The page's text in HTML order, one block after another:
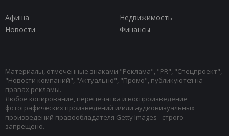
Афиша
Недвижимость
Новости
Финансы
Материалы, отмеченные знаками "Реклама", "PR", "Спецпроект",
"Новости компаний", "Актуально", "Промо", публикуются на
правах рекламы.
Любое копирование, перепечатка и воспроизведение
фотографических произведений и/или аудиовизуальных
произведений правообладателя Getty Images - строго
запрещено.